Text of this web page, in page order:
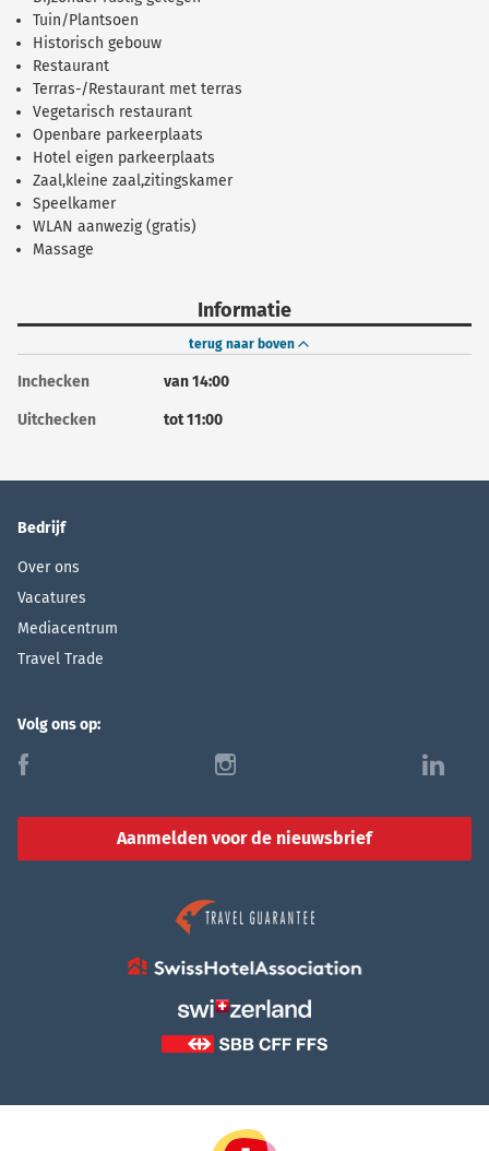
Tuin/Plantsoen
Historisch gebouw
Restaurant
Terras-/Restaurant met terras
Vegetarisch restaurant
Openbare parkeerplaats
Hotel eigen parkeerplaats
Zaal,kleine zaal,zitingskamer
Speelkamer
WLAN aanwezig (gratis)
Massage
Informatie
terug naar boven
Inchecken van 14:00
Uitchecken tot 11:00
Bedrijf
Over ons
Vacatures
Mediacentrum
Travel Trade
Volg ons op:
f i l
Aanmelden voor de nieuwsbrief